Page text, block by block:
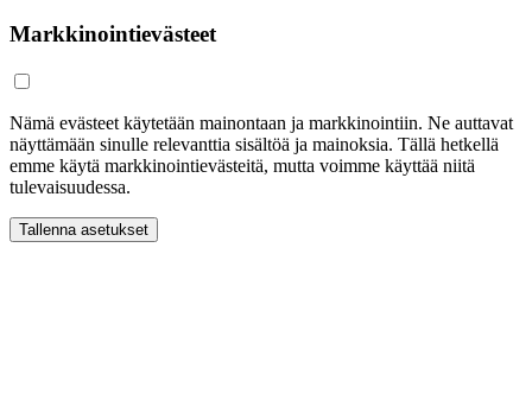
Markkinointievästeet
Nämä evästeet käytetään mainontaan ja markkinointiin. Ne auttavat
näyttämään sinulle relevanttia sisältöä ja mainoksia. Tällä hetkellä
emme käytä markkinointievästeitä, mutta voimme käyttää niitä
tulevaisuudessa.
Tallenna asetukset